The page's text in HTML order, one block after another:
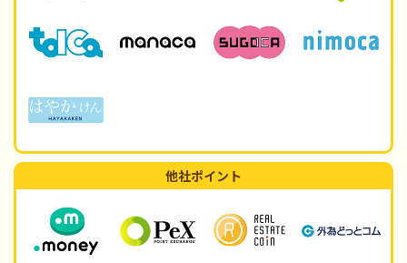
他社ポイント